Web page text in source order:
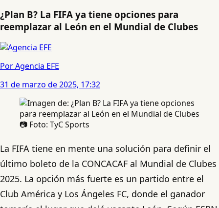
¿Plan B? La FIFA ya tiene opciones para
reemplazar al León en el Mundial de Clubes
Por Agencia EFE
31 de marzo de 2025, 17:32
📷 Foto: TyC Sports
La FIFA tiene en mente una solución para definir el
último boleto de la CONCACAF al Mundial de Clubes
2025. La opción más fuerte es un partido entre el
Club América y Los Ángeles FC, donde el ganador